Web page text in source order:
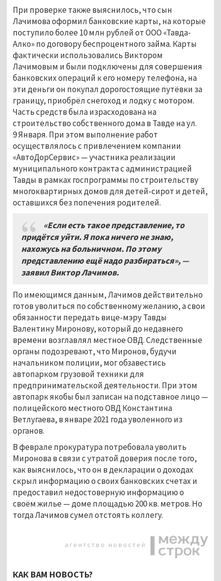
При проверке также выяснилось, что сын
Лачимова оформил банковские карты, на которые
поступило более 10 млн рублей от ООО «Тавда-
Алко» по договору беспроцентного займа. Карты
фактически использовались Виктором
Лачимовым и были подключены для совершения
банковских операций к его номеру телефона, на
эти деньги он покупал дорогостоящие путёвки за
границу, приобрёл снегоход и лодку с мотором.
Часть средств была израсходована на
строительство собственного дома в Тавде на ул.
9 Января. При этом выполнение работ
осуществлялось с привлечением компании
«АвтоДорСервис» — участника реализации
муниципального контракта с администрацией
Тавды в рамках госпрограммы по строительству
многоквартирных домов для детей-сирот и детей,
оставшихся без попечения родителей.
«Если есть такое представление, то
придётся уйти. Я пока ничего не знаю,
нахожусь на больничном. По этому
представлению ещё надо разбираться», —
заявил Виктор Лачимов.
По имеющимся данным, Лачимов действительно
готов уволиться по собственному желанию, а свои
обязанности передать вице-мэру Тавды
Валентину Миронову, который до недавнего
времени возглавлял местное ОВД. Следственные
органы подозревают, что Миронов, будучи
начальником полиции, мог обзавестись
автопарком грузовой техники для
предпринимательской деятельности. При этом
автопарк якобы был записан на подставное лицо —
полицейского местного ОВД Константина
Ветлугаева, в январе 2021 года уволенного из
органов.
В феврале прокуратура потребовала уволить
Миронова в связи с утратой доверия после того,
как выяснилось, что он в декларации о доходах
скрыл информацию о своих банковских счетах и
предоставил недостоверную информацию о
своём жилье — доме площадью 200 кв. метров. Но
тогда Лачимов сумел отстоять коллегу.
КАК ВАМ НОВОСТЬ?